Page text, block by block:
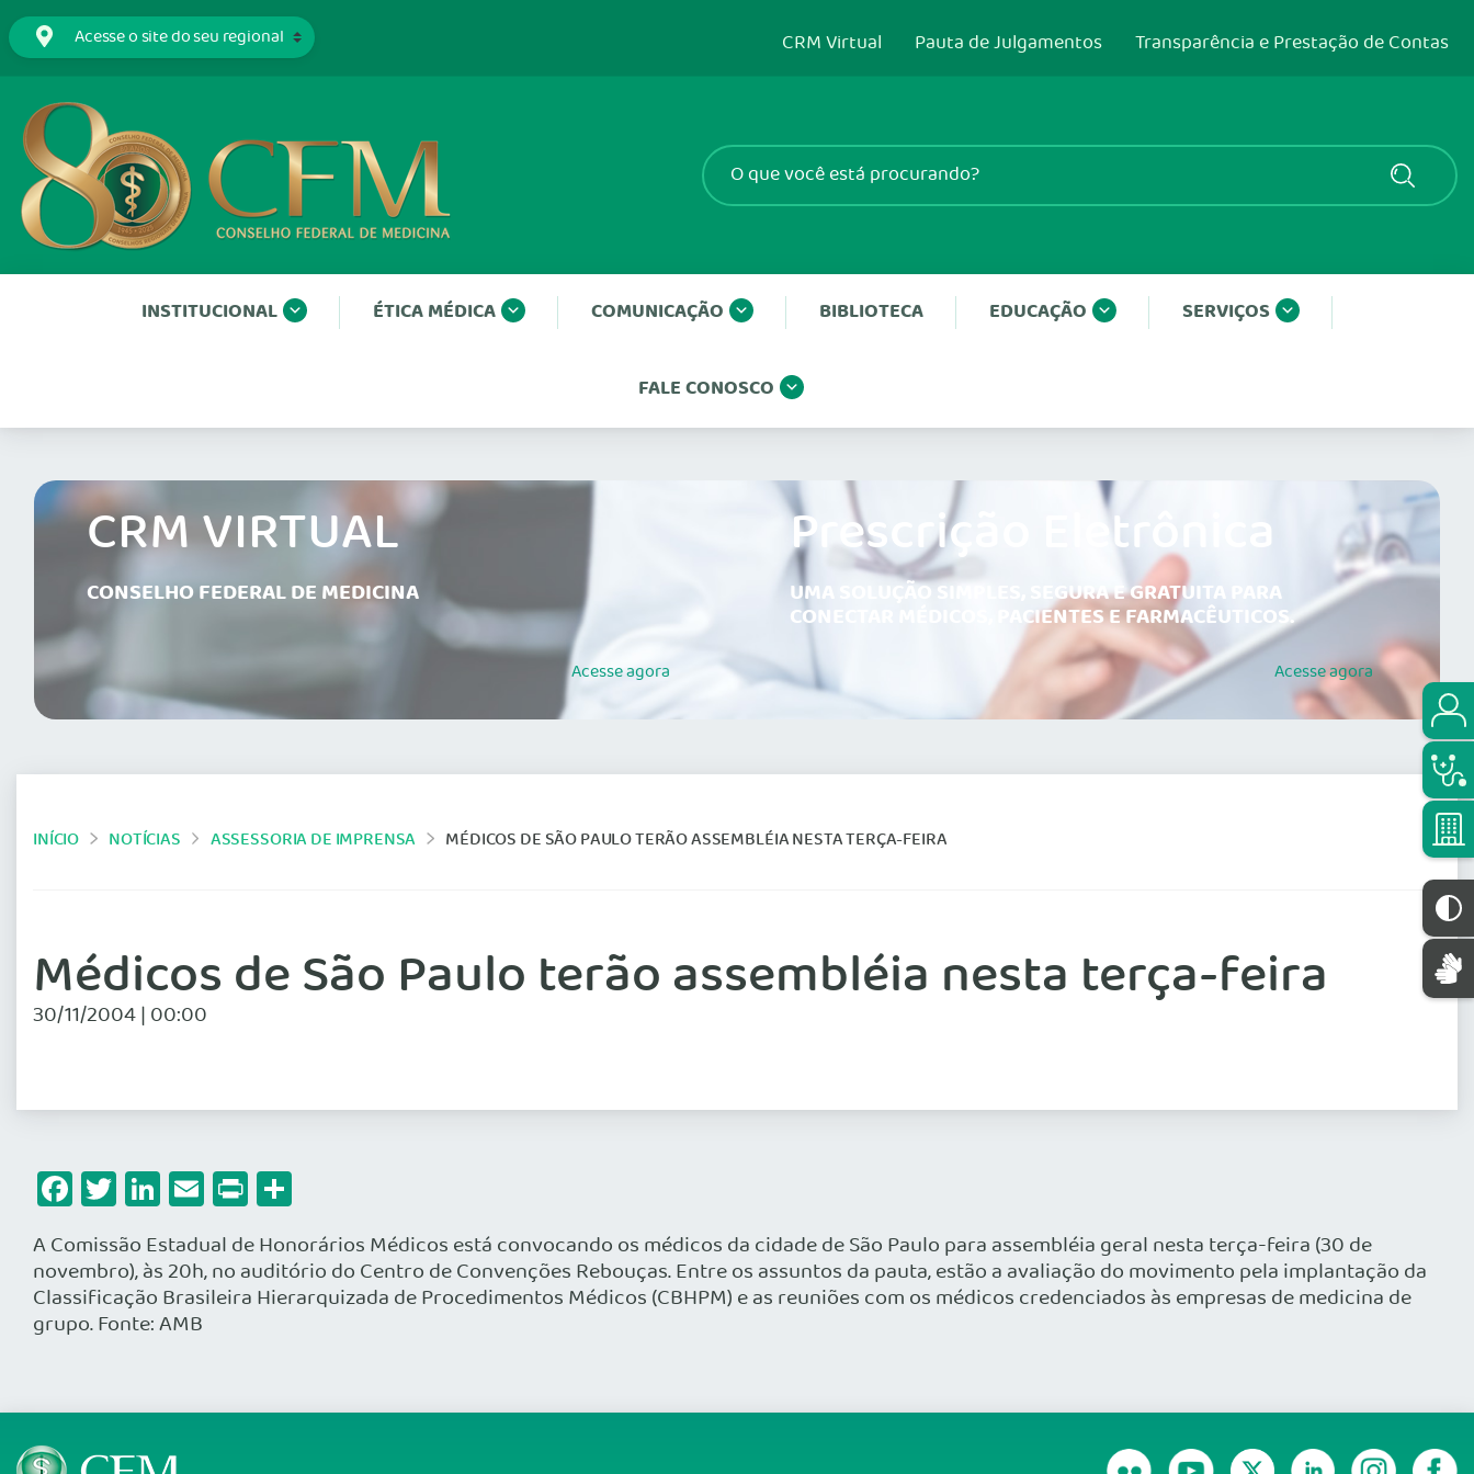
CRM Virtual Pauta de Julgamentos Transparência e Prestação de Contas
INSTITUCIONAL ÉTICA MÉDICA COMUNICAÇÃO BIBLIOTECA EDUCAÇÃO SERVIÇOS
FALE CONOSCO
CRM VIRTUAL
CONSELHO FEDERAL DE MEDICINA
Acesseagora
Prescrição Eletrônica
UMA SOLUÇÃO SIMPLES, SEGURA E GRATUITA PARA
CONECTAR MÉDICOS, PACIENTES E FARMACÊUTICOS.
Acesseagora
INÍCIO NOTÍCIAS ASSESSORIA DE IMPRENSA MÉDICOS DE SÃO PAULO TERÃO ASSEMBLÉIA NESTA TERÇA-FEIRA
Médicos de São Paulo terão assembléia nesta terça-feira
30/11/2004 | 00:00
Facebook
Twitter
LinkedIn
Email
Print
A Comissão Estadual de Honorários Médicos está convocando os médicos da cidade de São Paulo para assembléia geral nesta terça-feira (30 de
novembro), às 20h, no auditório do Centro de Convenções Rebouças. Entre os assuntos da pauta, estão a avaliação do movimento pela implantação da
Classificação Brasileira Hierarquizada de Procedimentos Médicos (CBHPM) e as reuniões com os médicos credenciados às empresas de medicina de
grupo. Fonte: AMB